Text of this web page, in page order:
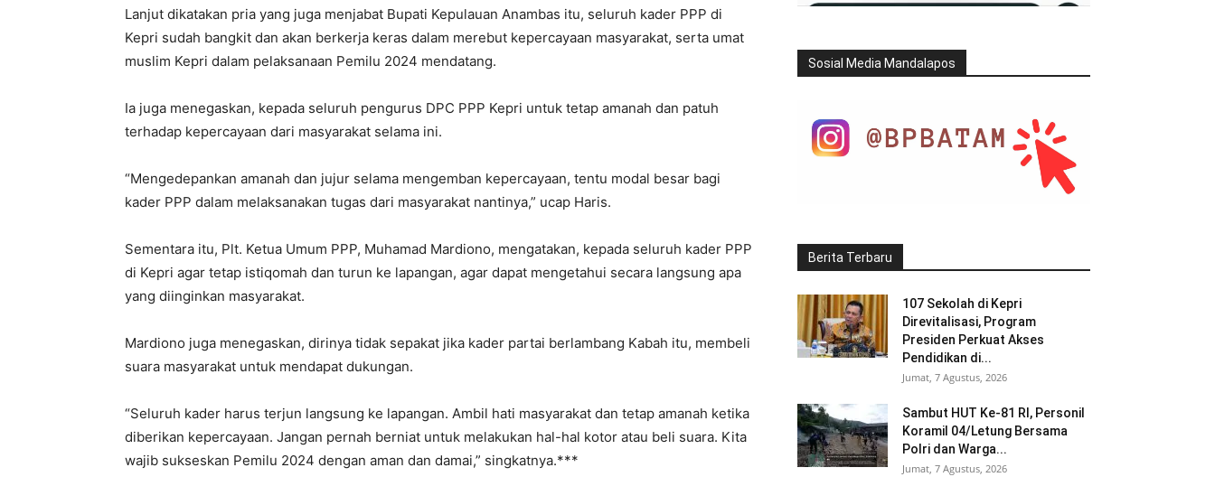
Lanjut dikatakan pria yang juga menjabat Bupati Kepulauan Anambas itu, seluruh kader PPP di
Kepri sudah bangkit dan akan berkerja keras dalam merebut kepercayaan masyarakat, serta umat
muslim Kepri dalam pelaksanaan Pemilu 2024 mendatang.
Ia juga menegaskan, kepada seluruh pengurus DPC PPP Kepri untuk tetap amanah dan patuh
terhadap kepercayaan dari masyarakat selama ini.
“Mengedepankan amanah dan jujur selama mengemban kepercayaan, tentu modal besar bagi
kader PPP dalam melaksanakan tugas dari masyarakat nantinya,” ucap Haris.
Sementara itu, Plt. Ketua Umum PPP, Muhamad Mardiono, mengatakan, kepada seluruh kader PPP
di Kepri agar tetap istiqomah dan turun ke lapangan, agar dapat mengetahui secara langsung apa
yang diinginkan masyarakat.
Mardiono juga menegaskan, dirinya tidak sepakat jika kader partai berlambang Kabah itu, membeli
suara masyarakat untuk mendapat dukungan.
“Seluruh kader harus terjun langsung ke lapangan. Ambil hati masyarakat dan tetap amanah ketika
diberikan kepercayaan. Jangan pernah berniat untuk melakukan hal-hal kotor atau beli suara. Kita
wajib sukseskan Pemilu 2024 dengan aman dan damai,” singkatnya.***
Sosial Media Mandalapos
Berita Terbaru
107 Sekolah di Kepri
Direvitalisasi, Program
Presiden Perkuat Akses
Pendidikan di...
Jumat, 7 Agustus, 2026
Sambut HUT Ke-81 RI, Personil
Koramil 04/Letung Bersama
Polri dan Warga...
Jumat, 7 Agustus, 2026